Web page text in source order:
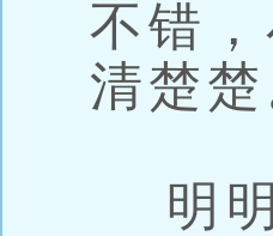
不错
清楚楚
明明